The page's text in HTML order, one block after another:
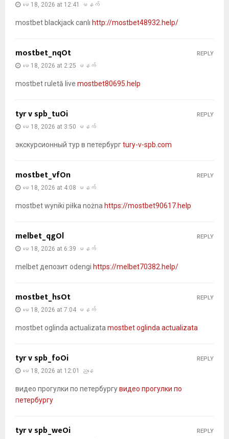
မေ 18, 2026 at 12:41 မနက်
mostbet blackjack canlı http://mostbet48932.help/
mostbet_nqOt
မေ 18, 2026 at 2:25 မနက်
mostbet ruletă live mostbet80695.help
REPLY
tyr v spb_tuOi
မေ 18, 2026 at 3:50 မနက်
экскурсионный тур в петербургtury-v-spb.com
REPLY
mostbet_vfOn
မေ 18, 2026 at 4:08 မနက်
mostbet wyniki piłka nożna https://mostbet90617.help
REPLY
melbet_qgOl
မေ 18, 2026 at 6:39 မနက်
melbet депозит odengi https://melbet70382.help/
REPLY
mostbet_hsOt
မေ 18, 2026 at 7:04 မနက်
mostbet oglinda actualizatamostbet oglinda actualizata
REPLY
tyr v spb_foOi
မေ 18, 2026 at 12:01 ညနေ
видео прогулки по петербургувидео прогулки по
петербургу
REPLY
tyr v spb_weOi REPLY